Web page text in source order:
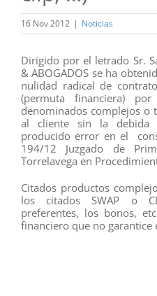
16 Nov 2012 | Noticias
Dirigido por el letrado Sr.
& ABOGADOS se ha
nulidad radical de
(permuta financiera)
denominados complejos o
al cliente sin la debida
producido error en el
194/12 Juzgado de
Torrelavega en
Citados productos
los citados SWAP o
preferentes, los bonos,
financiero que no garantice